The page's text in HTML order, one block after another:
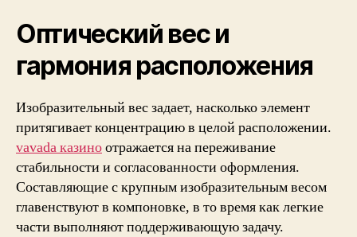
Оптический вес и
гармония расположения
Изобразительный вес задает, насколько элемент
притягивает концентрацию в целой расположении.
vavada казиноотражается на переживание
стабильности и согласованности оформления.
Составляющие с крупным изобразительным весом
главенствуют в компоновке, в то время как легкие
части выполняют поддерживающую задачу.